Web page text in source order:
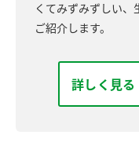
くてみずみずしい
ご紹介します。
詳しく見る